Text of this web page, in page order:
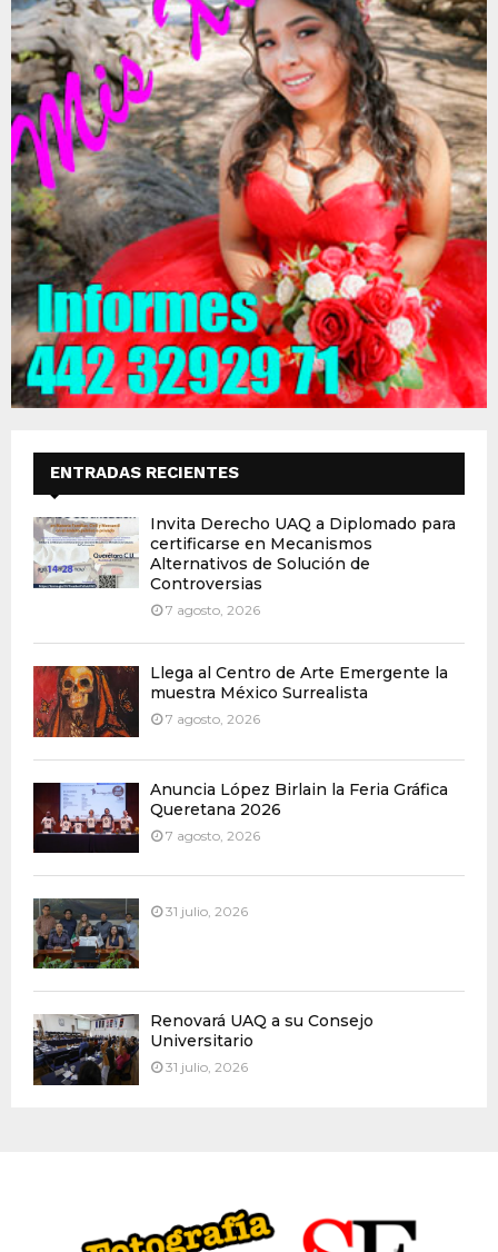
ENTRADAS RECIENTES
Invita Derecho UAQ a Diplomado para
certificarse en Mecanismos
Alternativos de Solución de
Controversias
7 agosto, 2026
Llega al Centro de Arte Emergente la
muestra México Surrealista
7 agosto, 2026
Anuncia López Birlain la Feria Gráfica
Queretana 2026
7 agosto, 2026
31 julio, 2026
Renovará UAQ a su Consejo
Universitario
31 julio, 2026